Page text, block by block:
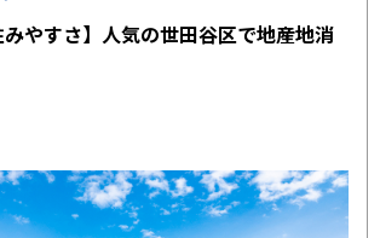
みやすさ】人気の世田谷区で地産地消